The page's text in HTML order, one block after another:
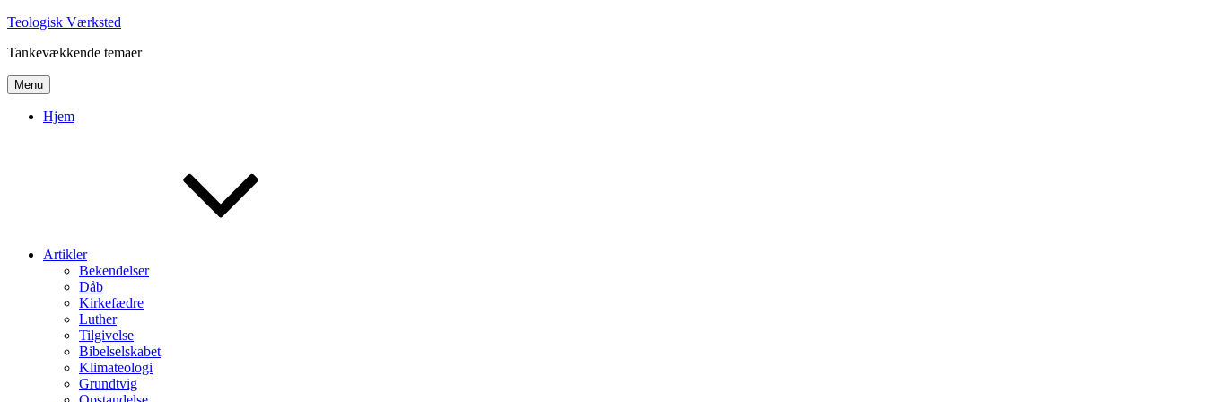
Skip
content
Teologisk Værksted
Tankevækkende temaer
Menu
Hjem
Artikler
Bekendelser
Dåb
Kirkefædre
Luther
Tilgivelse
Bibelselskabet
Klimateologi
Grundtvig